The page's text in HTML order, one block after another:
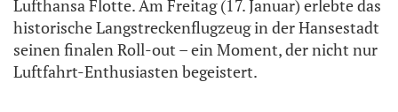
Lufthansa Flotte. Am Freitag (17. Januar) erlebte das
historische Langstreckenflugzeug in der Hansestadt
seinen finalen Roll-out – ein Moment, der nicht nur
Luftfahrt-Enthusiasten begeistert.